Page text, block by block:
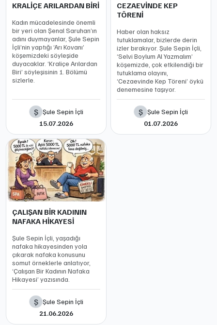
KRALİÇE ARILARDAN BİRİ
Kadın mücadelesinde önemli
bir yeri olan Şenal Saruhan’ın
adını duymayanlar, Şule Sepin
İçli’nin yaptığı ‘Arı Kovanı’
köşemizdeki söyleşide
duyacaklar. ‘Kraliçe Arılardan
Biri’ söyleşisinin 1. Bölümü
sizlerle.
Ş Şule Sepin İçli
15.07.2026
CEZAEVİNDE KEP
TÖRENİ
Haber olan haksız
tutuklamalar, bizlerde derin
izler bırakıyor. Şule Sepin İçli,
‘Selvi Boylum Al Yazmalım’
köşemizde, çok etkilendiği bir
tutuklama olayını,
‘Cezaevinde Kep Töreni’ öykü
denemesine taşıyor.
Ş Şule Sepin İçli
01.07.2026
ÇALIŞAN BİR KADININ
NAFAKA HİKAYESİ
Şule Sepin İçli, yaşadığı
nafaka hikayesinden yola
çıkarak nafaka konusunu
somut örneklerle anlatıyor,
‘Çalışan Bir Kadının Nafaka
Hikayesi’ yazısında.
Ş Şule Sepin İçli
21.06.2026